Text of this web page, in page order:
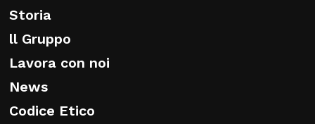
Storia
ll Gruppo
Lavora con noi
News
Codice Etico